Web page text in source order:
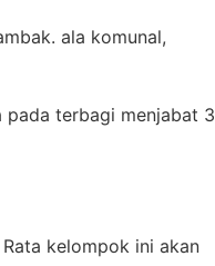
ala komunal,
pada terbagi menjabat 3
kelompok ini akan